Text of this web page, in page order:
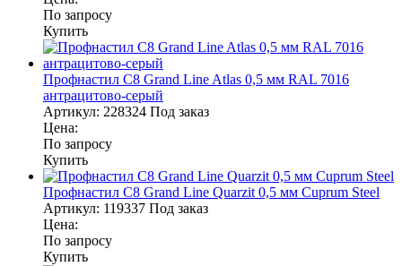
По запросу
Купить
Профнастил С8 Grand Line Atlas 0,5 мм RAL 7016
антрацитово-серый
Артикул: 228324 Под заказ
Цена:
По запросу
Купить
Профнастил С8 Grand Line Quarzit 0,5 мм Cuprum Steel
Артикул: 119337 Под заказ
Цена:
По запросу
Купить